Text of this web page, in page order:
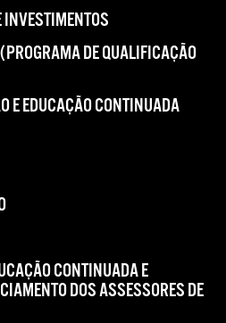
INVESTIMENTOS
DE QUALIFICAÇÃO
E EDUCAÇÃO CONTINUADA
CONTINUADA E
DOS ASSESSORES DE